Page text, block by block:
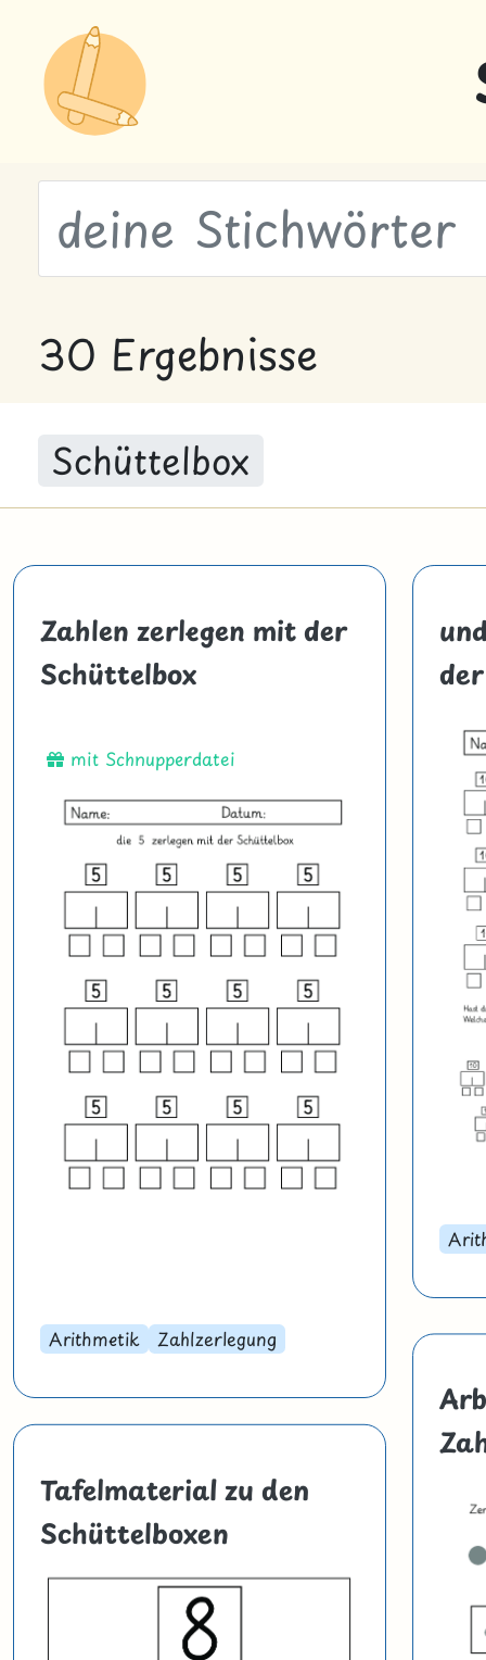
30 Ergebnisse
Schüttelbox
Zahlen zerlegen mit der
Schüttelbox
mit Schnupperdatei
Arithmetik Zahlzerlegung
Tafelmaterial zu den
Schüttelboxen
wähle Labels